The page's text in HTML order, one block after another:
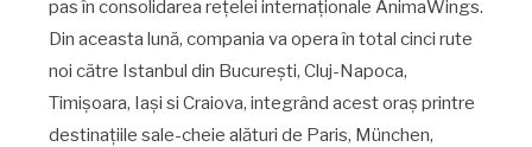
pas în consolidarea rețelei internaționale AnimaWings.
Din aceasta lună, compania va opera în total cinci rute
noi către Istanbul din București, Cluj-Napoca,
Timișoara, Iași si Craiova, integrând acest oraș printre
destinațiile sale-cheie alături de Paris, München,